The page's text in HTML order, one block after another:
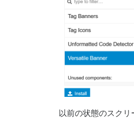
以前の状態のスク